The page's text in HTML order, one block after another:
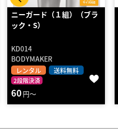
ニーサポーター（サイドプ
ロテクト）（ブラック・
KD015
BODYMAKER
レンタル 送料無料
2段階決済
70 円～